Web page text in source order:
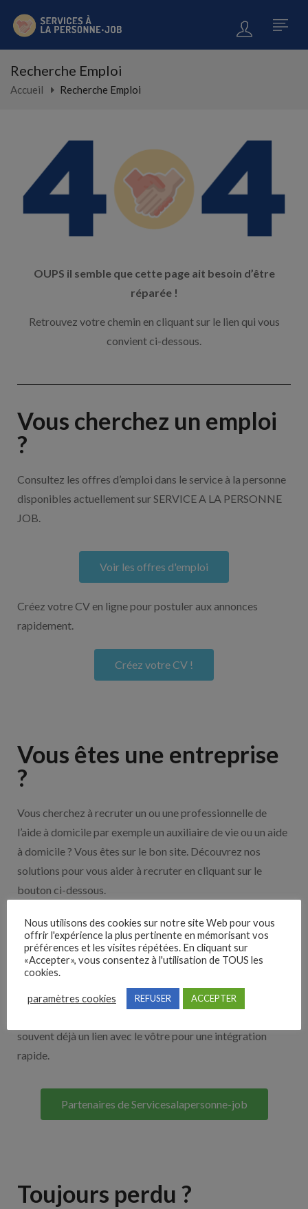
Recherche Emploi
Accueil Recherche Emploi
OUPS il semble que cette page ait besoin d’être
réparée !
Retrouvez votre chemin en cliquant sur le lien qui vous
convient ci-dessous.
Vous cherchez un emploi
?
Consultez les offres d’emploi dans le service à la personne
disponibles actuellement sur SERVICE A LA PERSONNE
JOB.
Voir les offres d'emploi
Créez votre CV en ligne pour postuler aux annonces
rapidement.
Créez votre CV !
Vous êtes une entreprise
?
Vous cherchez à recruter un ou une professionnelle de
l’aide à domicile par exemple un auxiliaire de vie ou un aide
à domicile ? Vous êtes sur le bon site. Découvrez nos
solutions pour vous aider à recruter en cliquant sur le
bouton ci-dessous.
Nos solutions entreprises
Découvrez nos partenaires ! Moteurs de recherches,
multidiffuseurs, sites payant… nombreux sont nos
souvent déjà un lien avec le vôtre pour une intégration
rapide.
Partenaires de Servicesalapersonne-job
Toujours perdu ?
Nous utilisons des cookies sur notre site Web pour vous
offrir l'expérience la plus pertinente en mémorisant vos
préférences et les visites répétées. En cliquant sur
«Accepter», vous consentez à l'utilisation de TOUS les
cookies.
paramètres cookies REFUSER ACCEPTER